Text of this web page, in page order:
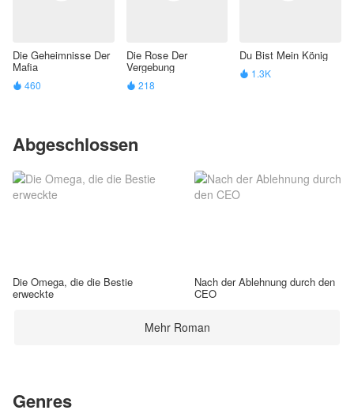
Die Geheimnisse Der
Mafia
 460
Die Rose Der
Vergebung
 218
Du Bist Mein König
 1.3K
Abgeschlossen
Die Omega, die die Bestie
erweckte
Nach der Ablehnung durch den
CEO
Mehr Roman
Genres